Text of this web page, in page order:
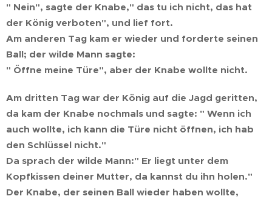
" Nein", sagte der Knabe," das tu ich nicht, das hat
der König verboten", und lief fort.
Am anderen Tag kam er wieder und forderte seinen
Ball; der wilde Mann sagte:
" Öffne meine Türe", aber der Knabe wollte nicht.
Am dritten Tag war der König auf die Jagd geritten,
da kam der Knabe nochmals und sagte: " Wenn ich
auch wollte, ich kann die Türe nicht öffnen, ich hab
den Schlüssel nicht."
Da sprach der wilde Mann:" Er liegt unter dem
Kopfkissen deiner Mutter, da kannst du ihn holen."
Der Knabe, der seinen Ball wieder haben wollte,